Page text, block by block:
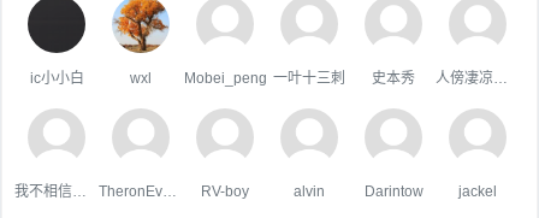
ic小小白 wxl Mobei_peng 一叶十三刺 史本秀
RV-boy alvin Darintow jackel